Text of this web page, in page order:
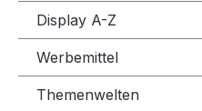
Display A-Z
Werbemittel
Themenwelten